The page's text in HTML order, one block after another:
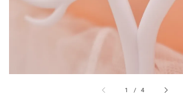
1 /4